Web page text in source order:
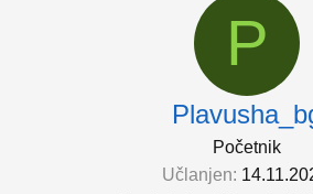
P
Početnik
Učlanjen